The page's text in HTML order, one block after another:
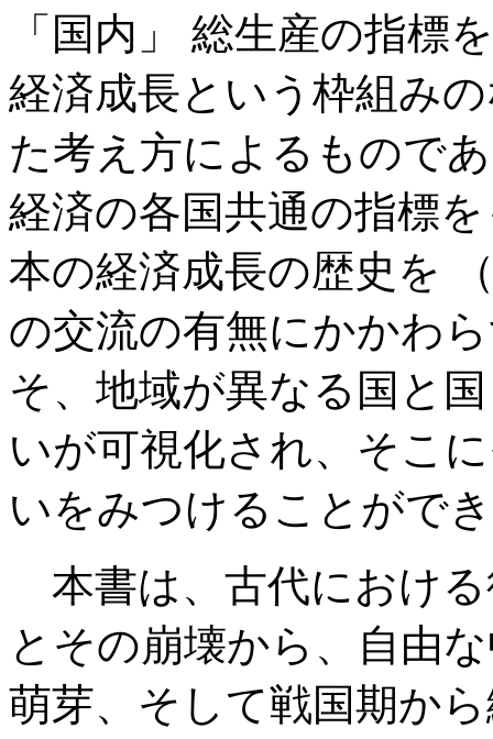
「国内」 総生産の指標
経済成長という枠組み
た考え方によるもので
経済の各国共通の指標
本の経済成長の歴史を
の交流の有無にかかわ
そ、地域が異なる国と
いが可視化され、そこ
いをみつけることがで
本書は、古代におけ
とその崩壊から、自由
萌芽、そして戦国期か